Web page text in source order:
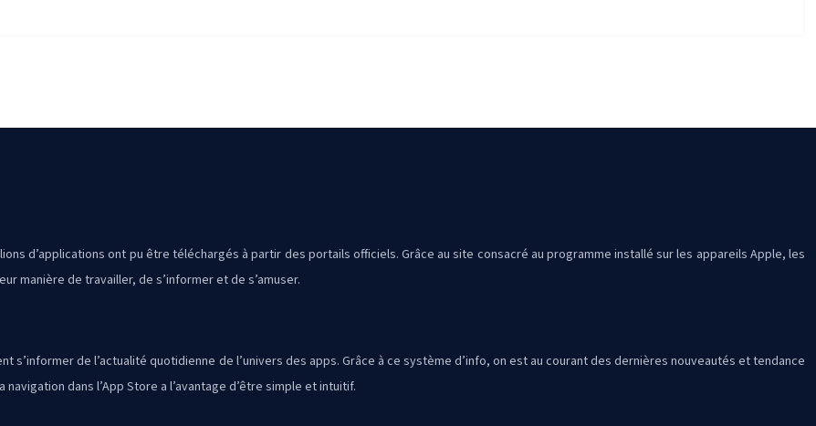
d’applications ont pu être téléchargés à partir des portails officiels. Grâce au site consacré au programme installé sur les appareils Apple, les
manière de travailler, de s’informer et de s’amuser.
s’informer de l’actualité quotidienne de l’univers des apps. Grâce à ce système d’info, on est au courant des dernières nouveautés et tendance
dans l’App Store a l’avantage d’être simple et intuitif.